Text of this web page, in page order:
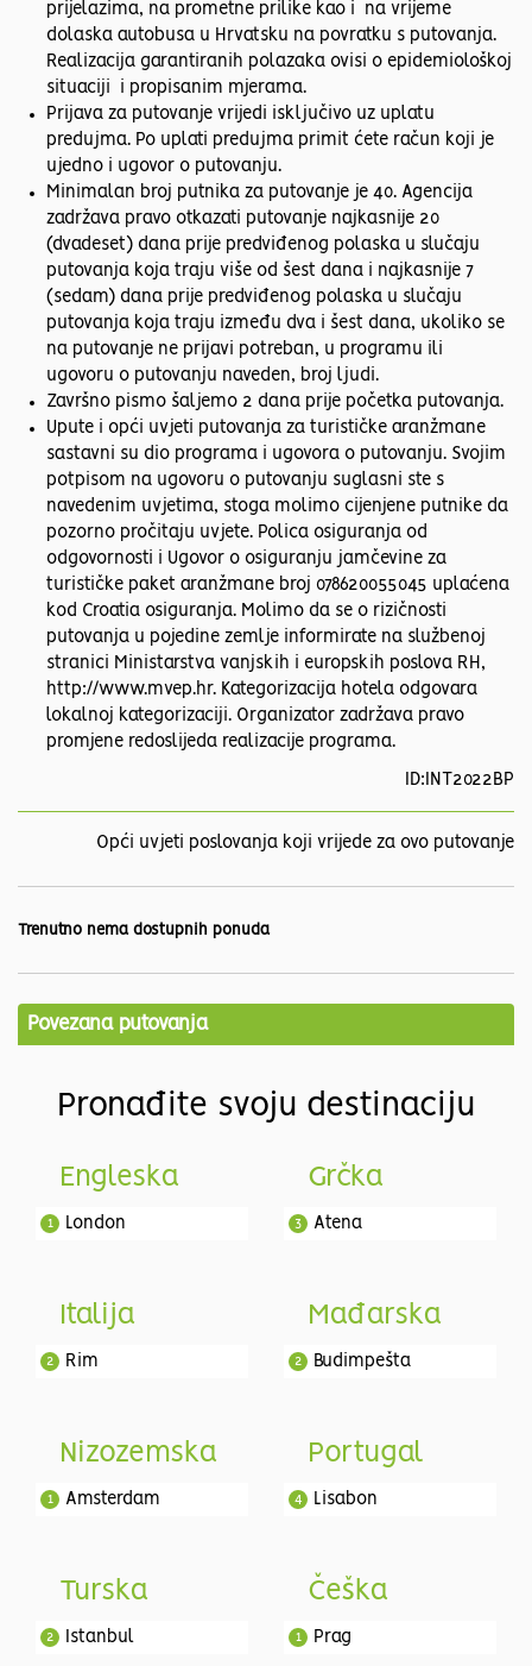
prijelazima, na prometne prilike kao i na vrijeme
dolaska autobusa u Hrvatsku na povratku s putovanja.
Realizacija garantiranih polazaka ovisi o epidemiološkoj
situaciji i propisanim mjerama.
Prijava za putovanje vrijedi isključivo uz uplatu
predujma. Po uplati predujma primit ćete račun koji je
ujedno i ugovor o putovanju.
Minimalan broj putnika za putovanje je 40. Agencija
zadržava pravo otkazati putovanje najkasnije 20
(dvadeset) dana prije predviđenog polaska u slučaju
putovanja koja traju više od šest dana i najkasnije 7
(sedam) dana prije predviđenog polaska u slučaju
putovanja koja traju između dva i šest dana, ukoliko se
na putovanje ne prijavi potreban, u programu ili
ugovoru o putovanju naveden, broj ljudi.
Završno pismo šaljemo 2 dana prije početka putovanja.
Upute i opći uvjeti putovanja za turističke aranžmane
sastavni su dio programa i ugovora o putovanju. Svojim
potpisom na ugovoru o putovanju suglasni ste s
navedenim uvjetima, stoga molimo cijenjene putnike da
pozorno pročitaju uvjete. Polica osiguranja od
odgovornosti i Ugovor o osiguranju jamčevine za
turističke paket aranžmane broj 078620055045 uplaćena
kod Croatia osiguranja. Molimo da se o rizičnosti
putovanja u pojedine zemlje informirate na službenoj
stranici Ministarstva vanjskih i europskih poslova RH,
http://www.mvep.hr. Kategorizacija hotela odgovara
lokalnoj kategorizaciji. Organizator zadržava pravo
promjene redoslijeda realizacije programa.
ID:INT2022BP
Opći uvjeti poslovanja koji vrijede za ovo putovanje
Trenutno nema dostupnih ponuda
Povezana putovanja
Pronađite svoju destinaciju
Engleska
London
1
Grčka
Atena
3
Italija
Rim
2
Mađarska
Budimpešta
2
Nizozemska
Amsterdam
1
Portugal
Lisabon
4
Turska
Istanbul
2
Češka
Prag
1